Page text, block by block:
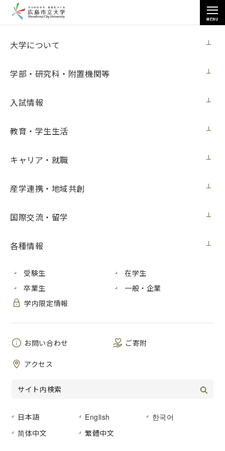
大学について
学部・研究科・附置機関等
入試情報
教育・学生生活
キャリア・就職
産学連携・地域共創
国際交流・留学
各種情報
受験生
在学生
卒業生
一般・企業
学内限定情報
アクセス
お問い合わせ ご寄附
日本語
English
简体中文
繁體中文
한국어
MENU
トップページ>お知らせ
お知らせ
授が「京都工芸美術作家協会展」に出品
（10月26日更新）